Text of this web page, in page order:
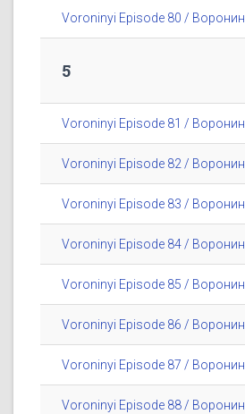
Voroninyi Episode 80 /
5
Voroninyi Episode 81 /
Voroninyi Episode 82 /
Voroninyi Episode 83 /
Voroninyi Episode 84 /
Voroninyi Episode 85 /
Voroninyi Episode 86 /
Voroninyi Episode 87 /
Voroninyi Episode 88 /